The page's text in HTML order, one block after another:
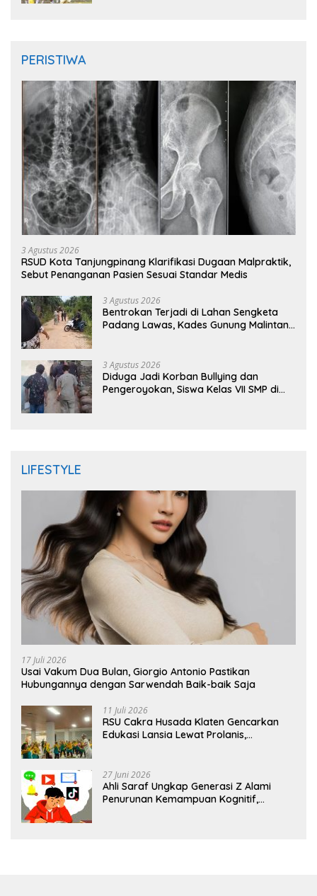
PERISTIWA
3 Agustus 2026
RSUD Kota Tanjungpinang Klarifikasi Dugaan Malpraktik,
Sebut Penanganan Pasien Sesuai Standar Medis
3 Agustus 2026
Bentrokan Terjadi di Lahan Sengketa
Padang Lawas, Kades Gunung Malintang
3 Agustus 2026
Diduga Jadi Korban Bullying dan
Pengeroyokan, Siswa Kelas VII SMP di
LIFESTYLE
17 Juli 2026
Usai Vakum Dua Bulan, Giorgio Antonio Pastikan
Hubungannya dengan Sarwendah Baik-baik Saja
11 Juli 2026
RSU Cakra Husada Klaten Gencarkan
Edukasi Lansia Lewat Prolanis,
27 Juni 2026
Ahli Saraf Ungkap Generasi Z Alami
Penurunan Kemampuan Kognitif,